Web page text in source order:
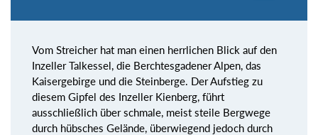
Vom Streicher hat man einen herrlichen Blick auf den
Inzeller Talkessel, die Berchtesgadener Alpen, das
Kaisergebirge und die Steinberge. Der Aufstieg zu
diesem Gipfel des Inzeller Kienberg, führt
ausschließlich über schmale, meist steile Bergwege
durch hübsches Gelände, überwiegend jedoch durch